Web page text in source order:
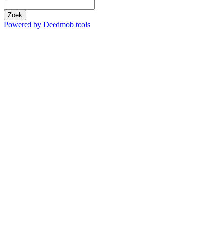
Zoek
Powered by Deedmob tools